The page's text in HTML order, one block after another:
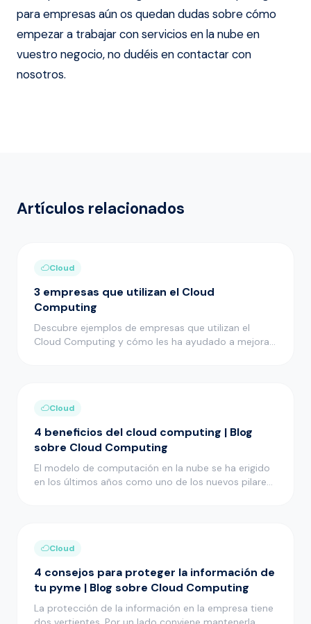
para empresas aún os quedan dudas sobre cómo
empezar a trabajar con servicios en la nube en
vuestro negocio, no dudéis en contactar con
nosotros.
Artículos relacionados
Cloud
3 empresas que utilizan el Cloud
Computing
Descubre ejemplos de empresas que utilizan el
Cloud Computing y cómo les ha ayudado a mejorar
Cloud
4 beneficios del cloud computing | Blog
sobre Cloud Computing
El modelo de computación en la nube se ha erigido
en los últimos años como uno de los nuevos pilares
Cloud
4 consejos para proteger la información de
tu pyme | Blog sobre Cloud Computing
La protección de la información en la empresa tiene